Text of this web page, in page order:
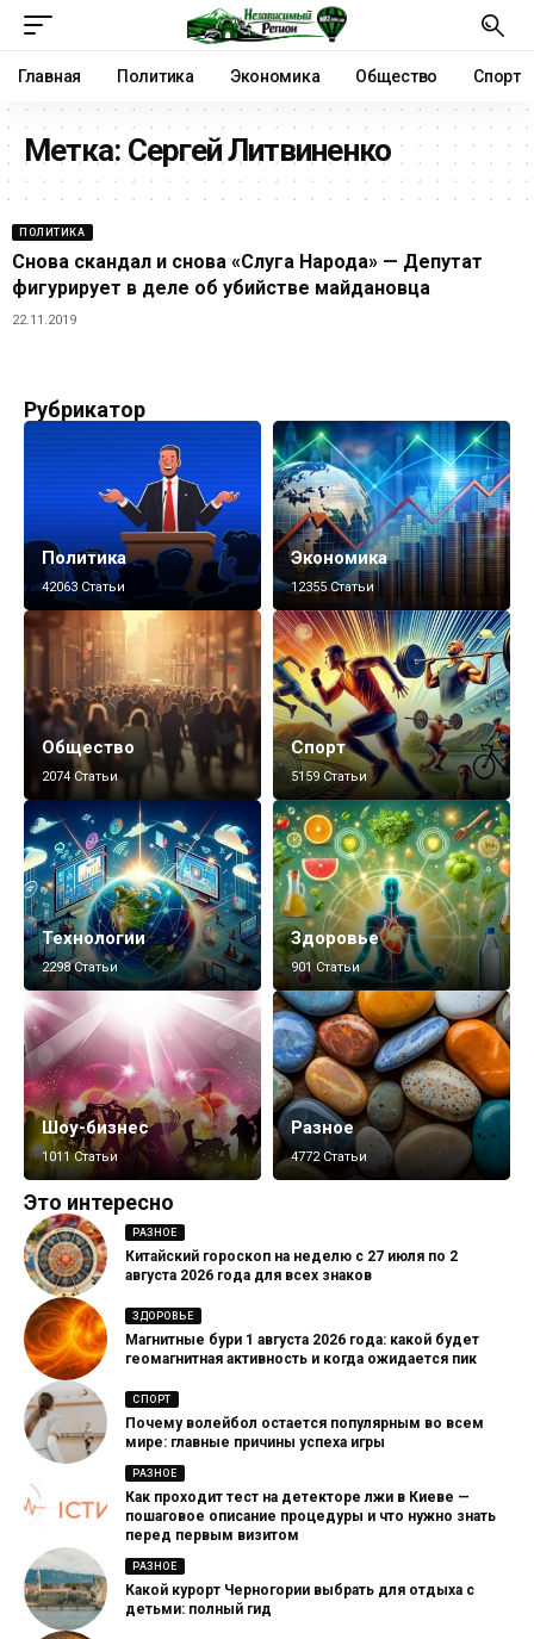
Главная Политика Экономика Общество Спорт
Метка: Сергей Литвиненко
ПОЛИТИКА
Снова скандал и снова «Слуга Народа» — Депутат
фигурирует в деле об убийстве майдановца
22.11.2019
Рубрикатор
Политика
42063 Статьи
Экономика
12355 Статьи
Общество
2074 Статьи
Спорт
5159 Статьи
Технологии
2298 Статьи
Здоровье
901 Статьи
Шоу-бизнес
1011 Статьи
Разное
4772 Статьи
Это интересно
РАЗНОЕ
Китайский гороскоп на неделю с 27 июля по 2
августа 2026 года для всех знаков
ЗДОРОВЬЕ
Магнитные бури 1 августа 2026 года: какой будет
геомагнитная активность и когда ожидается пик
СПОРТ
Почему волейбол остается популярным во всем
мире: главные причины успеха игры
РАЗНОЕ
Как проходит тест на детекторе лжи в Киеве —
пошаговое описание процедуры и что нужно знать
перед первым визитом
РАЗНОЕ
Какой курорт Черногории выбрать для отдыха с
детьми: полный гид